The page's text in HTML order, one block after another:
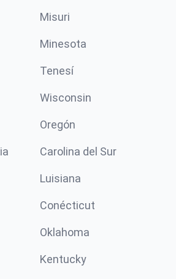
Misuri
Minesota
Tenesí
Wisconsin
Oregón
Carolina del Sur
Luisiana
Conécticut
Oklahoma
Kentucky